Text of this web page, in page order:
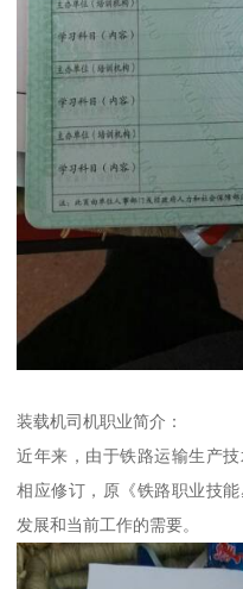
装载机司机职业简介：
近年来，由于铁路运输生产
相应修订，原《铁路职业技
发展和当前工作的需要。